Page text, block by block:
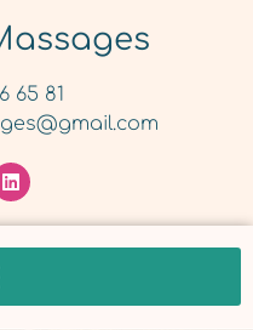
65 81